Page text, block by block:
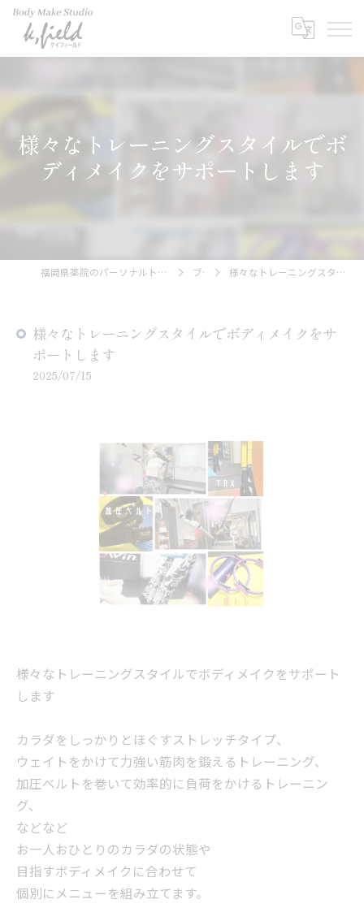
様々なトレーニングスタイルでボ
ディメイクをサポートします
福岡県薬院のパーソナルトレーニングならBody Make Studio k.field ブログ 様々なトレーニングスタイルでボディメイクをサポートします
様々なトレーニングスタイルでボディメイクをサ
ポートします
2025/07/15
様々なトレーニングスタイルでボディメイクをサポート
します
カラダをしっかりとほぐすストレッチタイプ、
ウェイトをかけて力強い筋肉を鍛えるトレーニング、
加圧ベルトを巻いて効率的に負荷をかけるトレーニン
グ、
などなど
お一人おひとりのカラダの状態や
目指すボディメイクに合わせて
個別にメニューを組み立てます。